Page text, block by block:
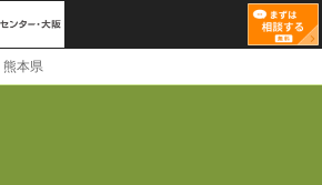
熊本県